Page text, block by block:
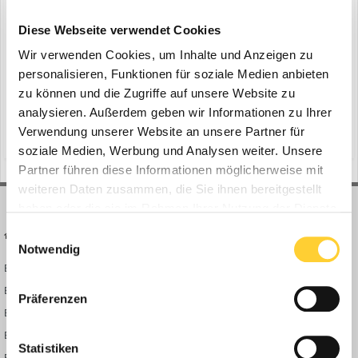
Diese Webseite verwendet Cookies
Wir verwenden Cookies, um Inhalte und Anzeigen zu
personalisieren, Funktionen für soziale Medien anbieten
zu können und die Zugriffe auf unsere Website zu
analysieren. Außerdem geben wir Informationen zu Ihrer
Verwendung unserer Website an unsere Partner für
soziale Medien, Werbung und Analysen weiter. Unsere
Partner führen diese Informationen möglicherweise mit
weiteren Daten zusammen, die Sie ihnen bereitgestellt
Einwilligungsauswahl
Notwendig
Präferenzen
Statistiken
ein Thema erstellte Bauforum24 inNews aus der
Nürtingen, 12.01.2021 - „Unsere Akku-Heckenscheren sind sehr
gefragt und schneiden in Herstellervergleichen immer wieder als
Testsieger ab. Das haben wir zum Anlass genommen, unser
Sortiment im Garten-Bereich zu erweitern“, sagt Metabo
Produktmanagerin Carina Frank. Im Februar 2021 bringt der
Nürtin...
12. Januar 2021
bauforum24 maschinen (und 17 weitere)
Bauforum24 News
Bauforum24 TV
BF24 Mediathek
BF24 Fotostrecken